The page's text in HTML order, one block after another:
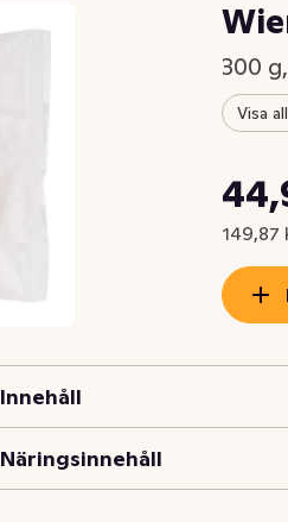
300
Visa
149,87
Innehåll
Näringsinnehåll